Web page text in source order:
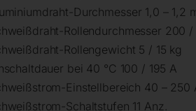
Durchmesser 1,0 – 1,2
Rollendurchmesser 200
Rollengewicht 5 / 15 kg
bei 40 °C 100 / 195 A
Einstellbereich 40 – 250
Schaltstufen 11 Anz.